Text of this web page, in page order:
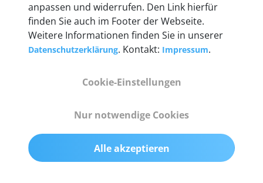
Technische Details &
Lieferumfang
Abmessungen
Gewicht
200 g
anpassen und widerrufen. Den Link hierfür
finden Sie auch im Footer der Webseite.
Weitere Informationen finden Sie in unserer
Datenschutzerklärung. Kontakt: Impressum.
Cookie-Einstellungen
Nur notwendige Cookies
Alle akzeptieren